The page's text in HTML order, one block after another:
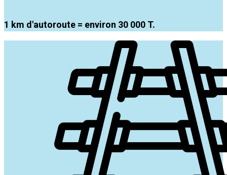
1 km d'autoroute = environ 30 000 T.